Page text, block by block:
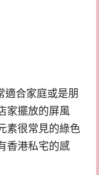
適合家庭或是朋
家擺放的屏風
素很常見的綠色
香港私宅的感